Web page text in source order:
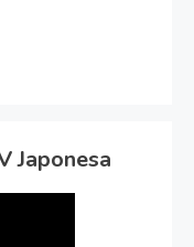
Japonesa